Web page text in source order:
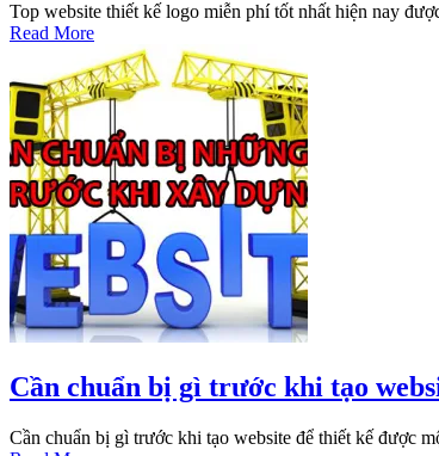
Top website thiết kế logo miễn phí tốt nhất hiện nay
Read More
Cần chuẩn bị gì trước khi tạo
Cần chuẩn bị gì trước khi tạo website để thiết kế được